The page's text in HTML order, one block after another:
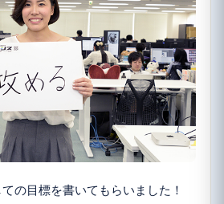
の目標を書いてもらいました！